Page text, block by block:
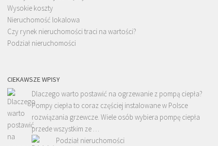
Wysokie koszty
Nieruchomość lokalowa
Czy rynek nieruchomości traci na wartości?
Podział nieruchomości
CIEKAWSZE WPISY
Dlaczego warto postawić na ogrzewanie z pompą ciepła?
Pompy ciepła to coraz częściej instalowane w Polsce
rozwiązania grzewcze. Wiele osób wybiera pompę ciepła
przede wszystkim ze …
Podział nieruchomości